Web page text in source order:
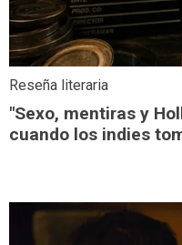
Reseña literaria
"Sexo, mentiras y
cuando los indies